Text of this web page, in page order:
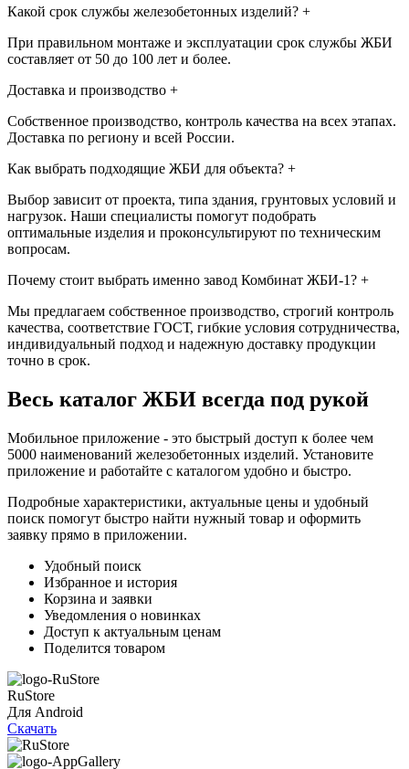
Какой срок службы железобетонных изделий? +
При правильном монтаже и эксплуатации срок службы ЖБИ
составляет от 50 до 100 лет и более.
Доставка и производство +
Собственное производство, контроль качества на всех этапах.
Доставка по региону и всей России.
Как выбрать подходящие ЖБИ для объекта? +
Выбор зависит от проекта, типа здания, грунтовых условий и
нагрузок. Наши специалисты помогут подобрать
оптимальные изделия и проконсультируют по техническим
вопросам.
Почему стоит выбрать именно завод Комбинат ЖБИ-1? +
Мы предлагаем собственное производство, строгий контроль
качества, соответствие ГОСТ, гибкие условия сотрудничества,
индивидуальный подход и надежную доставку продукции
точно в срок.
Весь каталог ЖБИ всегда под рукой
Мобильное приложение - это быстрый доступ к более чем
5000 наименований железобетонных изделий. Установите
приложение и работайте с каталогом удобно и быстро.
Подробные характеристики, актуальные цены и удобный
поиск помогут быстро найти нужный товар и оформить
заявку прямо в приложении.
Удобный поиск
Избранное и история
Корзина и заявки
Уведомления о новинках
Доступ к актуальным ценам
Поделится товаром
RuStore
Для Android
Скачать